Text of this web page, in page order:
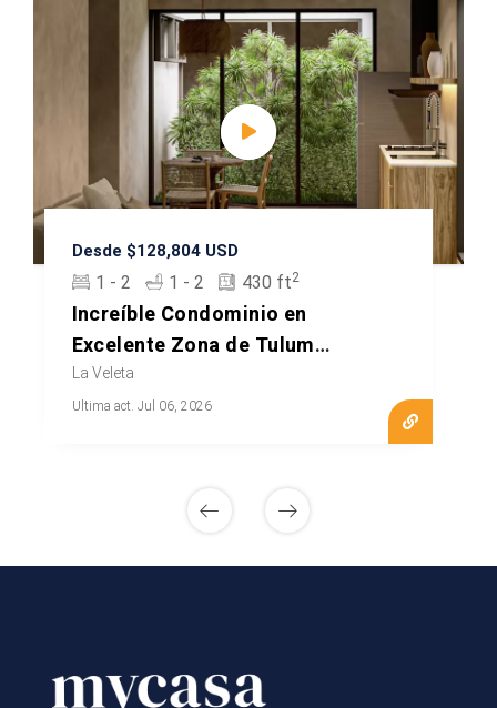
Desde $128,804 USD
1 - 2 1 - 2 430 ft2
Increíble Condominio en
Excelente Zona de Tulum
MLS20830
La Veleta
Ultima act. Jul 06, 2026